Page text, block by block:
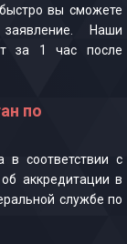
вы сможете
Наши
за 1 час после
по
в соответствии с
аккредитации в
службе по